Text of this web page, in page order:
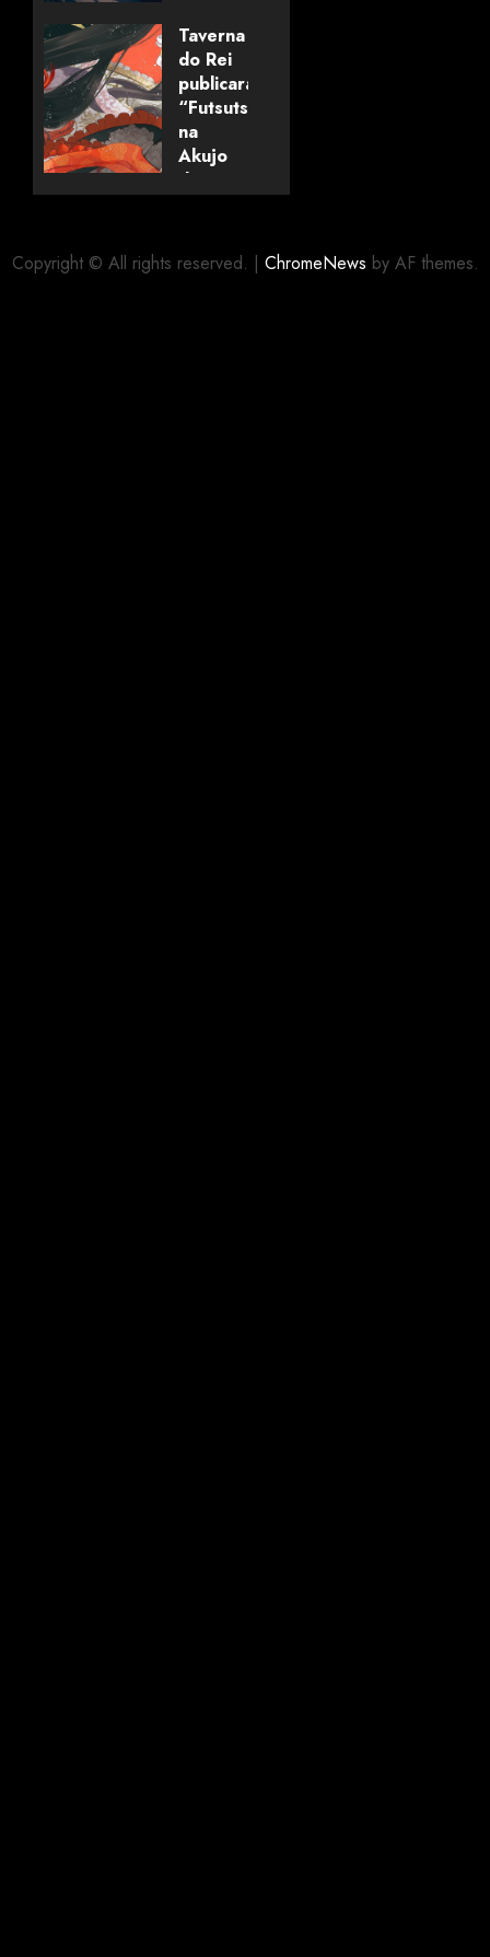
editora
alemã
06/08/2026
0
Taverna
do Rei
publicará
“Futsutsuka
na
Akujo
dewa
(mangá)
Copyright © All rights reserved. | ChromeNews by AF themes.